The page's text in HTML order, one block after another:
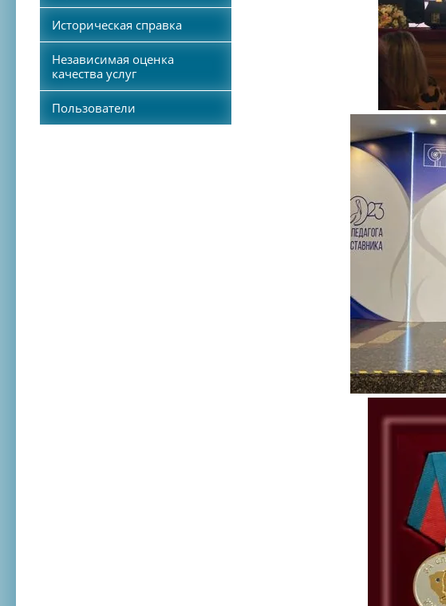
Историческая справка
Независимая оценка
качества услуг
Пользователи